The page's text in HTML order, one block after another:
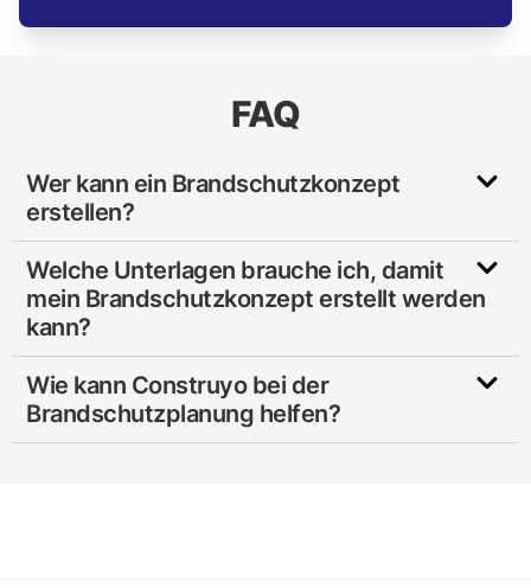
FAQ
Wer kann ein Brandschutzkonzept
erstellen?
Welche Unterlagen brauche ich, damit
mein Brandschutzkonzept erstellt werden
kann?
Wie kann Construyo bei der
Brandschutzplanung helfen?